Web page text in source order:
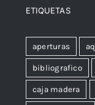
ETIQUETAS
aperturas
bibliografico
caja madera